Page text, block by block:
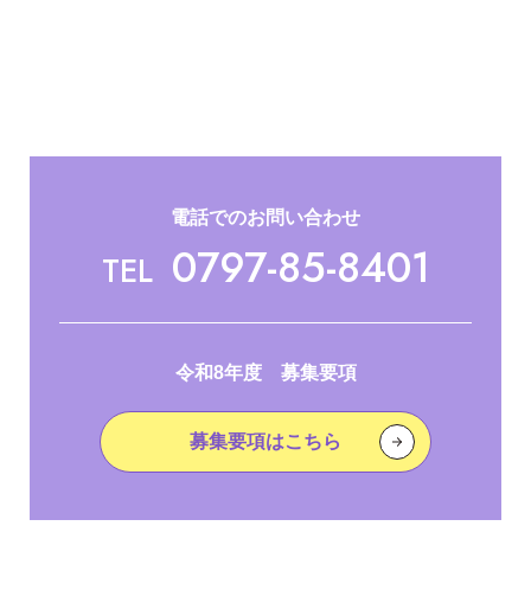
電話でのお問い合わせ
TEL 0797-85-8401
令和8年度 募集要項
募集要項はこちら